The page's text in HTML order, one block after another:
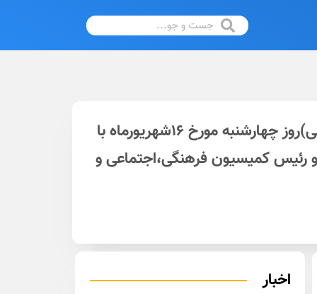
مراسم اختتامیه اولین دوره ویژه مسابقات قرآنی تیمی مساجد شهر اراک با عنوان(نوای آسمانی)روز چهارشنبه مورخ ۱۶شهریورماه با
رئیس کمیسیون فرهنگی،اجتماعی و
اخبار